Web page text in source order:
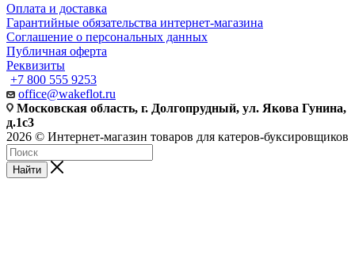
Оплата и доставка
Гарантийные обязательства интернет-магазина
Соглашение о персональных данных
Публичная оферта
Реквизиты
+7 800 555 9253
office@wakeflot.ru
Московская область, г. Долгопрудный, ул. Якова Гунина,
д.1с3
2026 © Интернет-магазин товаров для катеров-буксировщиков
Найти